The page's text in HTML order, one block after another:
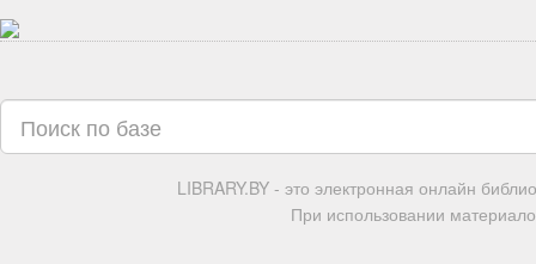
LIBRARY.BY - это электронная онлайн
При использовании